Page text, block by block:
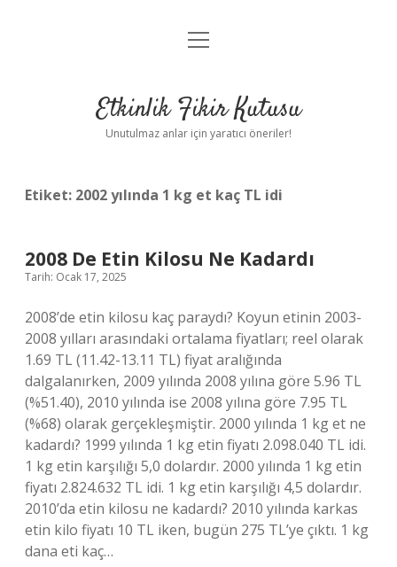
Anasayfa
Yasal Uyarı
menüyü
Etkinlik Fikir Kutusu
Unutulmaz anlar için yaratıcı öneriler!
Etiket: 2002 yılında 1 kg et kaç TL idi
2008 De Etin Kilosu Ne Kadardı
Tarih: Ocak 17, 2025
2008’de etin kilosu kaç paraydı? Koyun etinin 2003-
2008 yılları arasındaki ortalama fiyatları; reel olarak
1.69 TL (11.42-13.11 TL) fiyat aralığında
dalgalanırken, 2009 yılında 2008 yılına göre 5.96 TL
(%51.40), 2010 yılında ise 2008 yılına göre 7.95 TL
(%68) olarak gerçekleşmiştir. 2000 yılında 1 kg et ne
kadardı? 1999 yılında 1 kg etin fiyatı 2.098.040 TL idi.
1 kg etin karşılığı 5,0 dolardır. 2000 yılında 1 kg etin
fiyatı 2.824.632 TL idi. 1 kg etin karşılığı 4,5 dolardır.
2010’da etin kilosu ne kadardı? 2010 yılında karkas
etin kilo fiyatı 10 TL iken, bugün 275 TL’ye çıktı. 1 kg
dana eti kaç…